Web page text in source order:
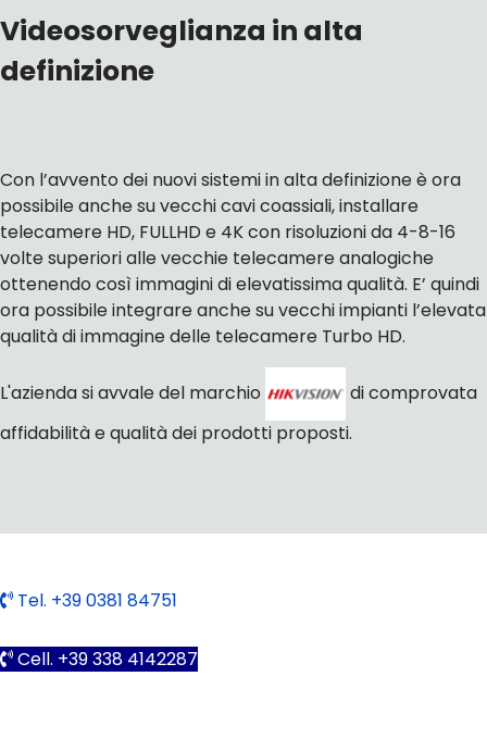
Videosorveglianza in alta
definizione
Con l’avvento dei nuovi sistemi in alta definizione è ora
possibile anche su vecchi cavi coassiali, installare
telecamere HD, FULLHD e 4K con risoluzioni da 4-8-16
volte superiori alle vecchie telecamere analogiche
ottenendo così immagini di elevatissima qualità. E’ quindi
ora possibile integrare anche su vecchi impianti l’elevata
qualità di immagine delle telecamere Turbo HD.
L'azienda si avvale del marchio
di comprovata
affidabilità e qualità dei prodotti proposti.
Tel. +39 0381 84751
Cell. +39 338 4142287